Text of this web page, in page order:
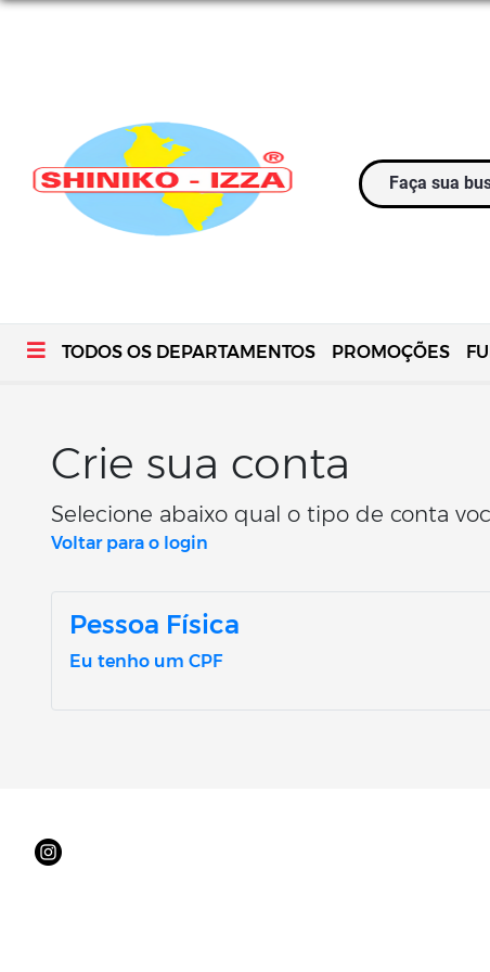
TODOS OS DEPARTAMENTOS PROMOÇÕES
Crie sua conta
Selecione abaixo qual o tipo de conta
Voltar para o login
Pessoa Física
Eu tenho um CPF